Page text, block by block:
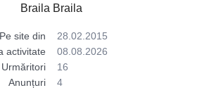
Braila Braila
Pe site din
28.02.2015
activitate
08.08.2026
Urmăritori
16
Anunțuri
4